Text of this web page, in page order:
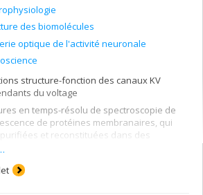
des biomolécules
optique de l'activité neuronale
structure-fonction des canaux KV
du voltage
en temps-résolu de spectroscopie de
de protéines membranaires, qui
et reconstituées dans des
membranaires synthétiques
des protéines membranaire par des
de temps de vie de fluorescence